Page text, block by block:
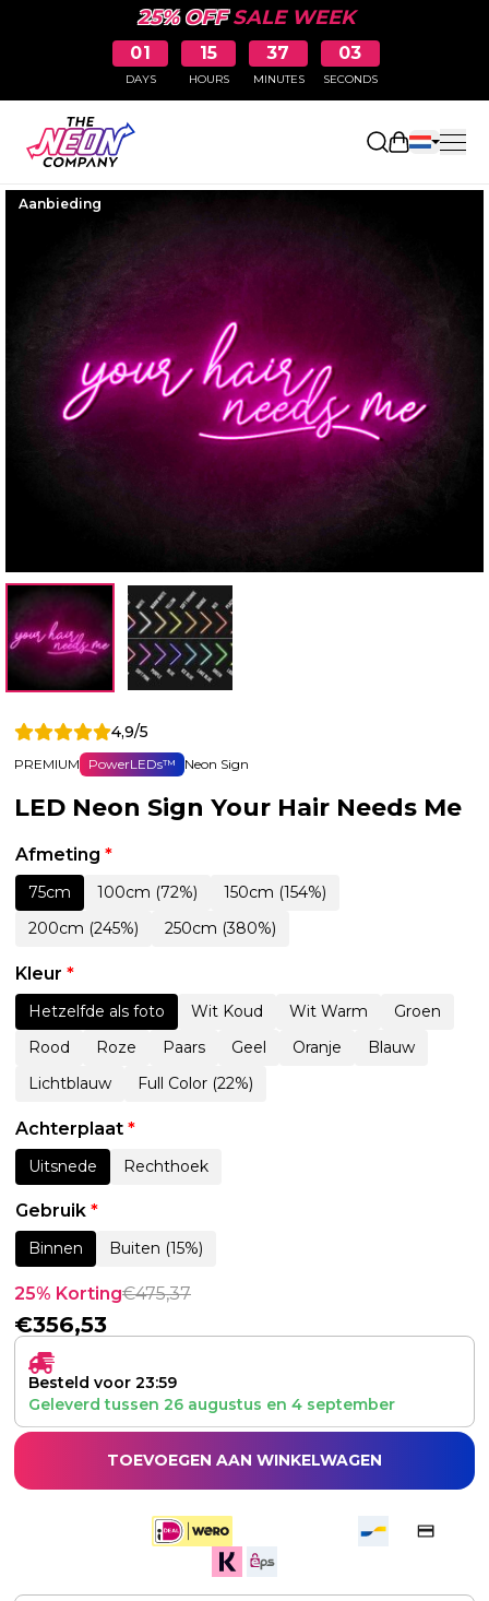
25% OFFSALE WEEK
01
DAYS
15
HOURS
37
MINUTES
02
SECONDS
Aanbieding
4,9/5
PREMIUM PowerLEDs™ Neon Sign
LED Neon Sign Your Hair Needs Me
Afmeting *
75cm 100cm (72%)
150cm (154%)
200cm (245%)
250cm (380%)
Kleur *
Hetzelfde als foto Wit Koud Wit Warm
Groen
Rood
Roze Paars Geel Oranje
Blauw
Lichtblauw
Full Color (22%)
Achterplaat *
Uitsnede Rechthoek
Gebruik *
Binnen Buiten (15%)
25% Korting€475,37
€356,53
Besteld voor 23:59
Geleverd tussen 26 augustus en 4 september
TOEVOEGEN AAN WINKELWAGEN